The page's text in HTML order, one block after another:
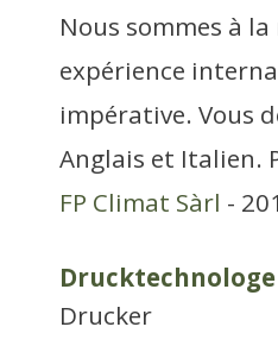
Nous sommes à
expérience
impérative. Vous
Anglais et Italien.
FP Climat Sàrl -
Drucktechnologe
Drucker